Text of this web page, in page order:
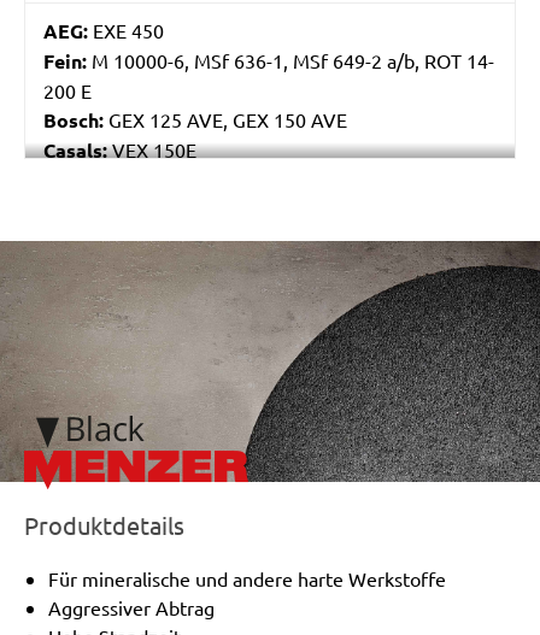
AEG: EXE 450
Fein: M 10000-6, MSf 636-1, MSf 649-2 a/b, ROT 14-
200 E
Bosch: GEX 125 AVE, GEX 150 AVE
Casals:VEX 150E
/marketing/parallax/menzer/parallax_logos/
Produktdetails
Für mineralische und andere harte Werkstoffe
Aggressiver Abtrag